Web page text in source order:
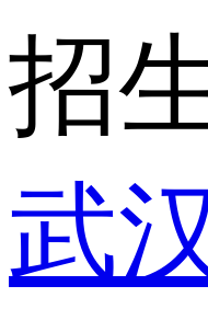
招
武